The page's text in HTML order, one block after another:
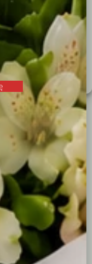
prywatności
Okazały bukiet w
pudełku
212,00
Wybierz opcje